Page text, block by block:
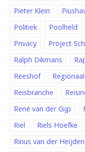
Pieter Klein
Politiek
Poolheld
Privacy
Project
Ralph Dikmans
Reeshof
Reisbranche
René van der Gijp
Riel
Riels Hoefke
Rinus van der Heijden